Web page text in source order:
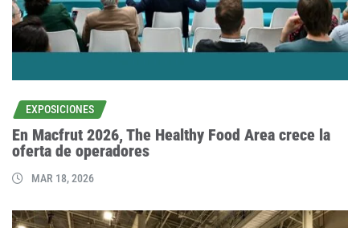
EXPOSICIONES
En Macfrut 2026, The Healthy Food Area crece la
oferta de operadores
MAR 18, 2026